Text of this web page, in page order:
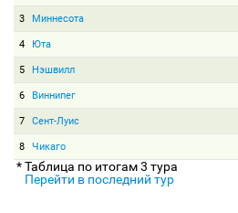
3 Миннесота
4 Юта
5 Нэшвилл
6 Виннипег
7 Сент-Луис
8 Чикаго
* Таблица по итогам 3 тура
Перейти в последний тур